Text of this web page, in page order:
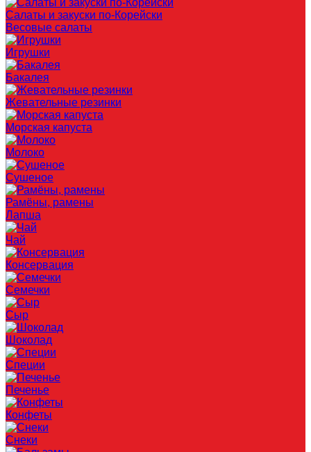
Салаты и закуски по-Корейски
Весовые салаты
Игрушки
Бакалея
Жевательные резинки
Морская капуста
Молоко
Сушеное
Рамёны, рамены
Лапша
Чай
Консервация
Семечки
Сыр
Шоколад
Специи
Печенье
Конфеты
Снеки